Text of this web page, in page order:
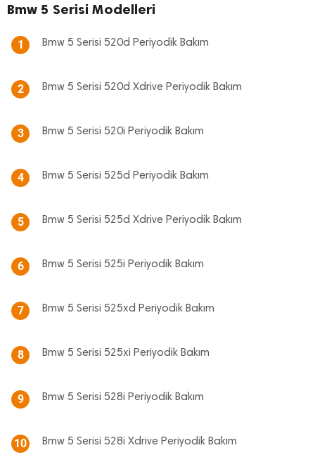
Bmw 5 Serisi Modelleri
1 Bmw 5 Serisi 520d Periyodik Bakım
2 Bmw 5 Serisi 520d Xdrive Periyodik Bakım
3 Bmw 5 Serisi 520i Periyodik Bakım
4 Bmw 5 Serisi 525d Periyodik Bakım
5 Bmw 5 Serisi 525d Xdrive Periyodik Bakım
6 Bmw 5 Serisi 525i Periyodik Bakım
7 Bmw 5 Serisi 525xd Periyodik Bakım
8 Bmw 5 Serisi 525xi Periyodik Bakım
9 Bmw 5 Serisi 528i Periyodik Bakım
10 Bmw 5 Serisi 528i Xdrive Periyodik Bakım